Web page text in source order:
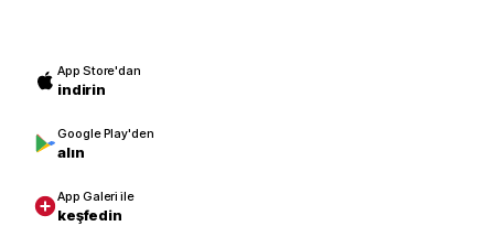
App Store'dan
indirin
Google Play'den
alın
App Galeri ile
keşfedin